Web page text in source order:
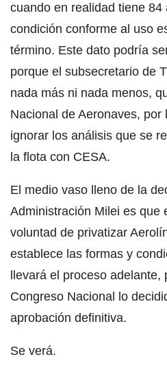
cuando en realidad tiene 84
condición conforme al uso
término. Este dato podría
porque el subsecretario de
nada más ni nada menos,
Nacional de Aeronaves, por
ignorar los análisis que se
la flota con CESA.
El medio vaso lleno de la
Administración Milei es que
voluntad de privatizar
establece las formas y
llevará el proceso adelante,
Congreso Nacional lo
aprobación definitiva.
Se verá.